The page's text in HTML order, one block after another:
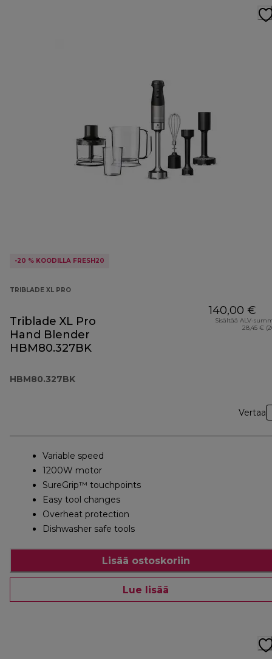
-20 % KOODILLA FRESH20
TRIBLADE XL PRO
Triblade XL Pro
Hand Blender
HBM80.327BK
HBM80.327BK
140,00 €
Sisältää ALV-
28,45 €
Vertaa
Variable speed
1200W motor
SureGrip™ touchpoints
Easy tool changes
Overheat protection
Dishwasher safe tools
Lisää ostoskoriin
Lue lisää